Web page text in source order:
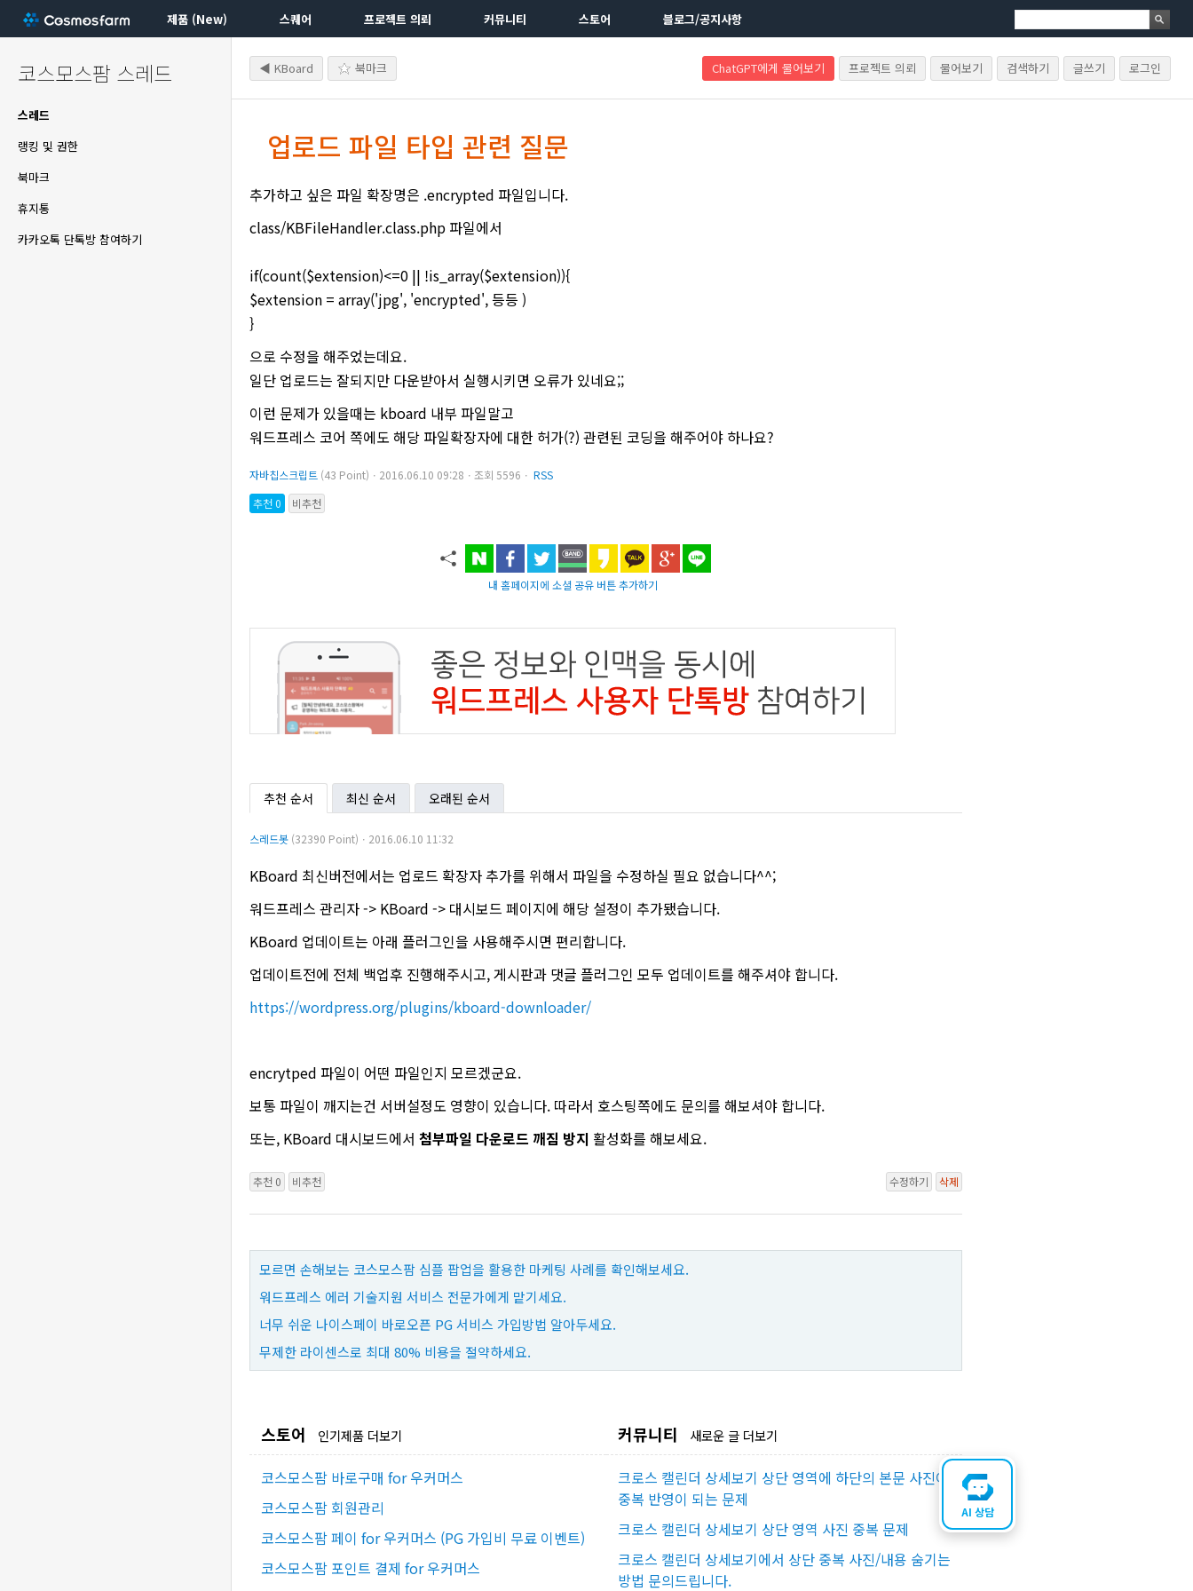
제품 (New) 스퀘어 프로젝트 의뢰 커뮤니티 스토어 블로그/공지사항
코스모스팜 스레드
스레드
랭킹 및 권한
북마크
휴지통
카카오톡 단톡방 참여하기
◀ KBoard 북마크 ChatGPT에게 물어보기 프로젝트 의뢰 물어보기 검색하기 글쓰기 로그인
업로드 파일 타입 관련 질문
추가하고 싶은 파일 확장명은 .encrypted 파일입니다.
class/KBFileHandler.class.php 파일에서
if(count($extension)<=0 || !is_array($extension)){
$extension = array('jpg', 'encrypted', 등등 )
}
으로 수정을 해주었는데요.
일단 업로드는 잘되지만 다운받아서 실행시키면 오류가 있네요;;
이런 문제가 있을때는 kboard 내부 파일말고
워드프레스 코어 쪽에도 해당 파일확장자에 대한 허가(?) 관련된 코딩을 해주어야 하나요?
자바칩스크립트 (43 Point)ㆍ2016.06.10 09:28ㆍ조회 5596ㆍ RSS
추천 0
비추천
내 홈페이지에 소셜 공유 버튼 추가하기
추천 순서 최신 순서 오래된 순서
스레드봇 (32390 Point)ㆍ2016.06.10 11:32
KBoard 최신버전에서는 업로드 확장자 추가를 위해서 파일을 수정하실 필요 없습니다^^;
워드프레스 관리자 -> KBoard -> 대시보드 페이지에 해당 설정이 추가됐습니다.
KBoard 업데이트는 아래 플러그인을 사용해주시면 편리합니다.
업데이트전에 전체 백업후 진행해주시고, 게시판과 댓글 플러그인 모두 업데이트를 해주셔야 합니다.
https://wordpress.org/plugins/kboard-downloader/
encrytped 파일이 어떤 파일인지 모르겠군요.
보통 파일이 깨지는건 서버설정도 영향이 있습니다. 따라서 호스팅쪽에도 문의를 해보셔야 합니다.
또는, KBoard 대시보드에서 첨부파일 다운로드 깨짐 방지 활성화를 해보세요.
추천 0 비추천 수정하기 삭제
모르면 손해보는 코스모스팜 심플 팝업을 활용한 마케팅 사례를 확인해보세요.
워드프레스 에러 기술지원 서비스 전문가에게 맡기세요.
너무 쉬운 나이스페이 바로오픈 PG 서비스 가입방법 알아두세요.
무제한 라이센스로 최대 80% 비용을 절약하세요.
스토어 인기제품 더보기
코스모스팜 바로구매 for 우커머스
코스모스팜 회원관리
코스모스팜 페이 for 우커머스 (PG 가입비 무료 이벤트)
코스모스팜 포인트 결제 for 우커머스
커뮤니티 새로운 글 더보기
크로스 캘린더 상세보기 상단 영역에 하단의 본문 사진이
중복 반영이 되는 문제
크로스 캘린더 상세보기 상단 영역 사진 중복 문제
크로스 캘린더 상세보기에서 상단 중복 사진/내용 숨기는
방법 문의드립니다.
AI 상담